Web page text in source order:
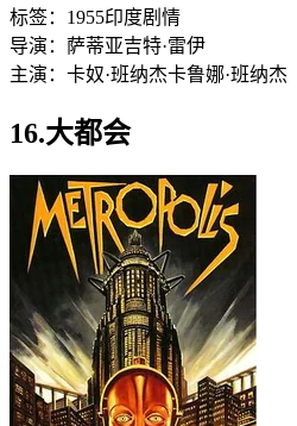
标签： 1955印度剧情
导演： 萨蒂亚吉特·雷伊
主演： 卡奴·班纳杰卡鲁娜·班纳杰
16.大都会